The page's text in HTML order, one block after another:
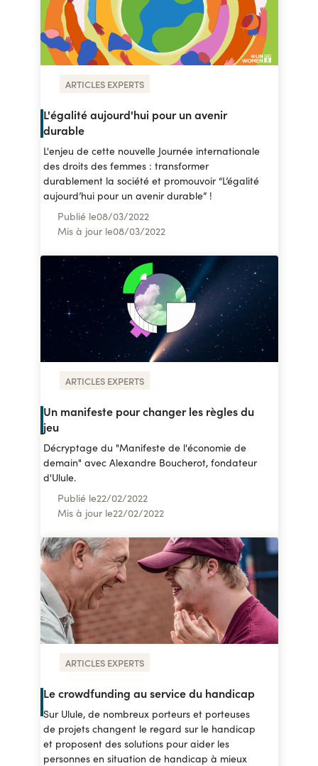
ARTICLES EXPERTS
L'égalité aujourd'hui pour un avenir
durable
L'enjeu de cette nouvelle Journée internationale
des droits des femmes : transformer
durablement la société et promouvoir “L’égalité
aujourd’hui pour un avenir durable” !
Publié le08/03/2022
Mis à jour le08/03/2022
ARTICLES EXPERTS
Un manifeste pour changer les règles du
jeu
Décryptage du "Manifeste de l'économie de
demain" avec Alexandre Boucherot, fondateur
d'Ulule.
Publié le22/02/2022
Mis à jour le22/02/2022
ARTICLES EXPERTS
Le crowdfunding au service du handicap
Sur Ulule, de nombreux porteurs et porteuses
de projets changent le regard sur le handicap
et proposent des solutions pour aider les
personnes en situation de handicap à mieux